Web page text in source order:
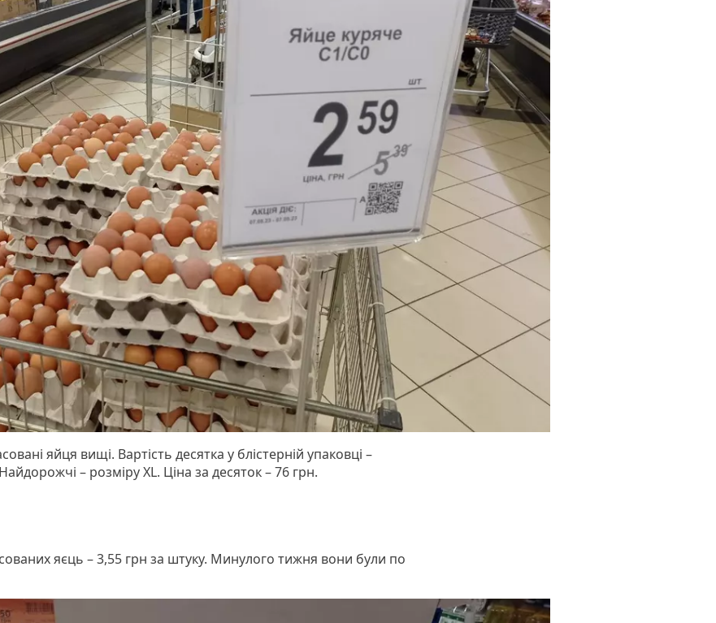
яйця вищі. Вартість десятка у блістерній упаковці –
– розміру XL. Ціна за десяток – 76 грн.
яєць – 3,55 грн за штуку. Минулого тижня вони були по